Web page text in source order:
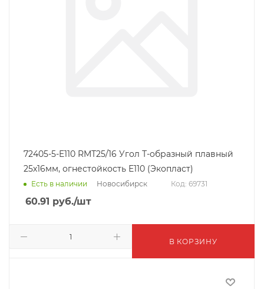
72405-5-E110 RMT25/16 Угол Т-образный плавный
25х16мм, огнестойкость E110 (Экопласт)
Есть в наличии Новосибирск Код: 69731
60.91 руб./шт
В КОРЗИНУ